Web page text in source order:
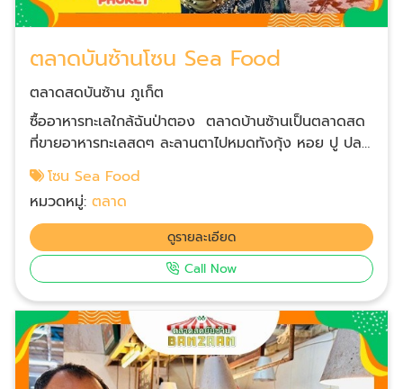
ตลาดบันซ้านโซน Sea Food
ตลาดสดบันซ้าน ภูเก็ต
ซื้ออาหารทะเลใกล้ฉันป่าตอง ตลาดบ้านซ้านเป็นตลาดสด
ที่ขายอาหารทะเลสดๆ ละลานตาไปหมดทังกุ้ง หอย ปู ปลา
หน้าตาประหลาดหาชิมได้ยาก เลือกช็อปไปชิมได้ตามสะดวก
ราคาก็ตามน้ำหนัก แต่ละร้านจะเขียนราคาบอกเอาไว้ชัดเจน
บริเวณชั้น 2 จะมีร้านอาหารที่บริการปรุงอาหารให้พร้อมกิน
สามารถเลือกซื้อของทะเลจากขั้น 1 ขึ้นไปให้ทำได้เลย แต่
แนะนำว่าซื้อกลับไปทำกินเองที่บ้านจะฟินสุด ไม่ต้องเสี่ยง
หัวเสียกับราคาค่าบริการ ตลาดสดใกล้ฉันป่าตอง ภูเก็ต
สำหรับนักเดินทางท่องเที่ยว ป่าตอง หาดกะตะกะรน แหลม
พรหมเทพ มาให้ถึงป่าตองต้องแวะตลาดสดบันซ้าน เป็น
ตลาดใหญ่และสวยหรูสุดๆ ของป่าตอง เปิดให้บริการทุก
วัน เวลา 06.00 - 24.00 น.
โซน Sea Food
หมวดหมู่:ตลาด
ดูรายละเอียด
Call Now